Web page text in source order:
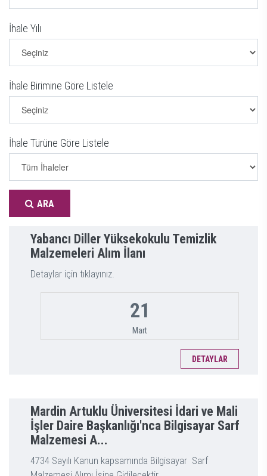
İhale Yılı
İhale Birimine Göre Listele
İhale Türüne Göre Listele
ARA
Yabancı Diller Yüksekokulu Temizlik
Malzemeleri Alım İlanı
Detaylar için tıklayınız.
21
Mart
DETAYLAR
Mardin Artuklu Üniversitesi İdari ve Mali
İşler Daire Başkanlığı'nca Bilgisayar Sarf
Malzemesi A...
4734 Sayılı Kanun kapsamında Bilgisayar Sarf